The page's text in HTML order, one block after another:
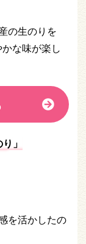
の生のりを
な味が楽し
」
を活かしたの